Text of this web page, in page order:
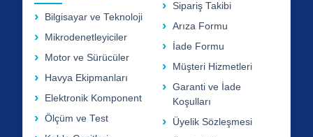
Bilgisayar ve Teknoloji
Mikrodenetleyiciler
Motor ve Sürücüler
Havya Ekipmanları
Elektronik Komponent
Ölçüm ve Test
Sipariş Takibi
Arıza Formu
İade Formu
Müşteri Hizmetleri
Garanti ve İade
Koşulları
Üyelik Sözleşmesi